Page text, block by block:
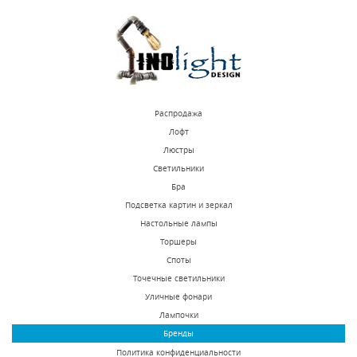
Распродажа
Лофт
Люстры
Светильники
Бра
Подсветка картин и зеркал
Настольные лампы
Торшеры
Споты
Точечные светильники
Уличные фонари
Лампочки
Бренды
Политика конфиденциальности